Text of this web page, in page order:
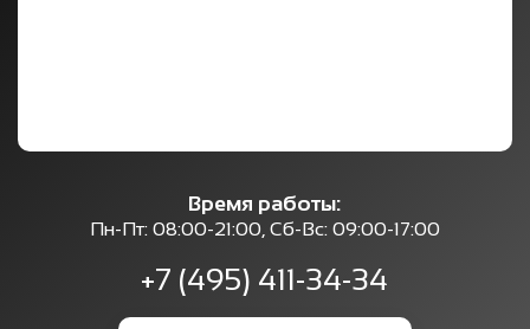
Время работы:
Пн-Пт: 08:00-21:00, Сб-Вс: 09:00-17:00
+7 (495) 411-34-34